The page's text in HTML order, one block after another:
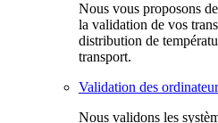
Nous vous proposons
la validation de vos
distribution de
transport.
Validation des
Nous validons les